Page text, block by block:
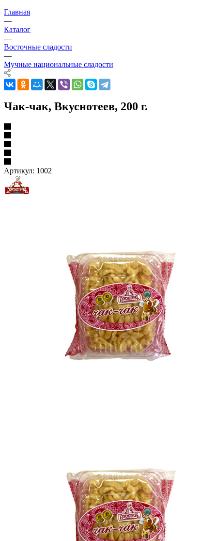
Главная
—
Каталог
—
Восточные сладости
—
Мучные национальные сладости
Чак-чак, Вкуснотеев, 200 г.
Артикул: 1002